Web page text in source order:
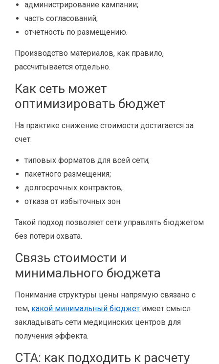
администрирование кампании;
часть согласований;
отчетность по размещению.
Производство материалов, как правило,
рассчитывается отдельно.
Как сеть может
оптимизировать бюджет
На практике снижение стоимости достигается за
счет:
типовых форматов для всей сети;
пакетного размещения;
долгосрочных контрактов;
отказа от избыточных зон.
Такой подход позволяет сети управлять бюджетом
без потери охвата.
Связь стоимости и
минимального бюджета
Понимание структуры цены напрямую связано с
тем, какой минимальный бюджет имеет смысл
закладывать сети медицинских центров для
получения эффекта.
CTA: как подходить к расчету